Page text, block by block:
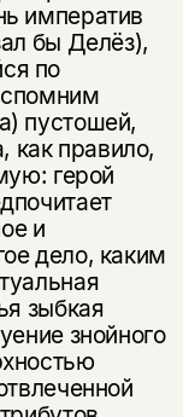
императив
бы Делёз),
по
пустошей,
как правило,
герой
и
дело, каким
зыбкая
знойного